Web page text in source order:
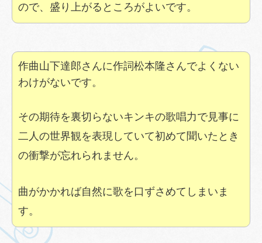
ので、盛り上がるところがよいです。
作曲山下達郎さんに作詞松本隆さんでよくない
わけがないです。
その期待を裏切らないキンキの歌唱力で見事に
二人の世界観を表現していて初めて聞いたとき
の衝撃が忘れられません。
曲がかかれば自然に歌を口ずさめてしまいま
す。